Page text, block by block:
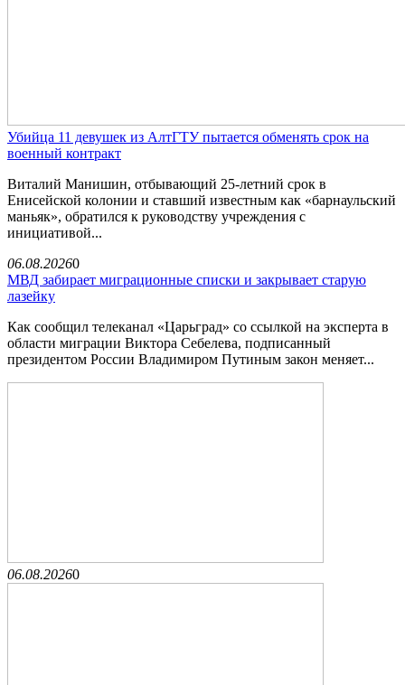
Убийца 11 девушек из АлтГТУ пытается обменять срок на
военный контракт
Виталий Манишин, отбывающий 25-летний срок в
Енисейской колонии и ставший известным как «барнаульский
маньяк», обратился к руководству учреждения с
инициативой...
06.08.20260
МВД забирает миграционные списки и закрывает старую
лазейку
Как сообщил телеканал «Царьград» со ссылкой на эксперта в
области миграции Виктора Себелева, подписанный
президентом России Владимиром Путиным закон меняет...
06.08.20260